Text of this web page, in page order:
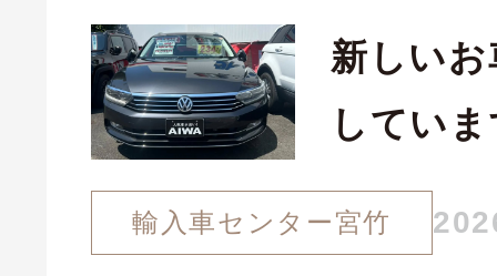
新しい
してい
輸入車センター宮竹